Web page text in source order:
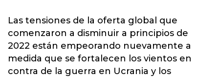
Las tensiones de la oferta global que
comenzaron a disminuir a principios de
2022 están empeorando nuevamente a
medida que se fortalecen los vientos en
contra de la guerra en Ucrania y los